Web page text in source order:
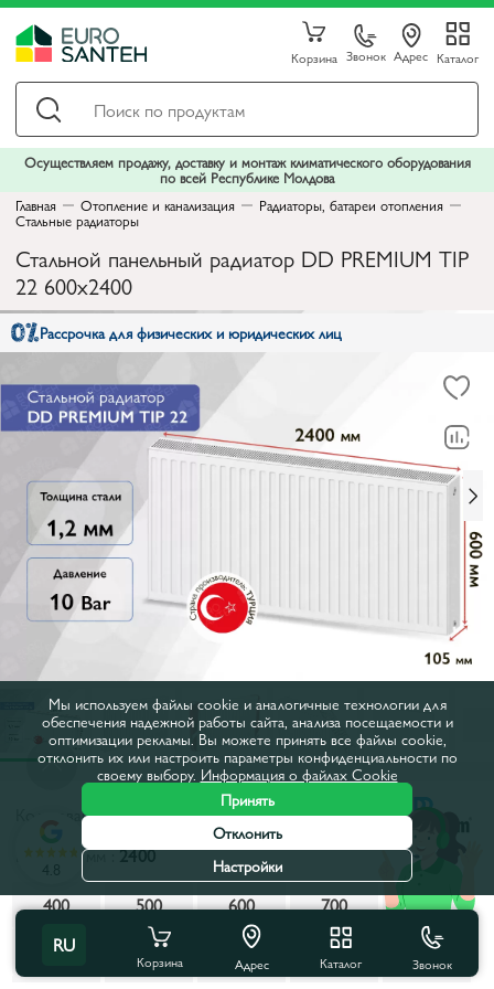
Корзина Звонок Адрес Каталог
Осуществляем продажу, доставку и монтаж климатического оборудования
по всей Республике Молдова
Главная
Отопление и канализация Радиаторы, батареи отопления
Стальные радиаторы
Стальной панельный радиатор DD PREMIUM TIP
22 600x2400
Рассрочка для физических и юридических лиц
Код товара:50777
Ширина, мм :2400
400
500 600 700
800
900
1000 1200 1300
1400
RU
Корзина Адрес Каталог Звонок
4.8
Мы используем файлы cookie и аналогичные технологии для
обеспечения надежной работы сайта, анализа посещаемости и
оптимизации рекламы. Вы можете принять все файлы cookie,
отклонить их или настроить параметры конфиденциальности по
своему выбору. Информация о файлах Cookie
Принять
Отклонить
Настройки